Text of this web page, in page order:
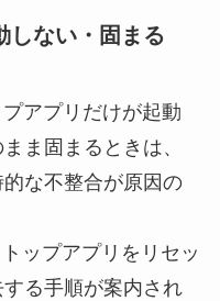
しない・固まる
アプリだけが起動
ま固まるときは、
な不整合が原因の
ップアプリをリセッ
る手順が案内され